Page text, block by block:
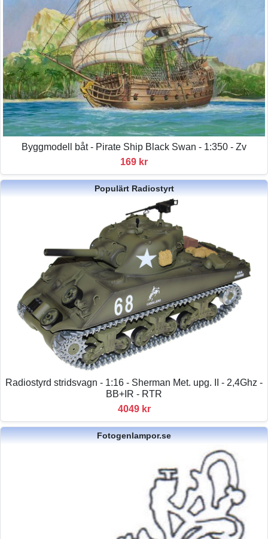
Byggmodell båt - Pirate Ship Black Swan - 1:350 - Zv
169 kr
Populärt Radiostyrt
Radiostyrd stridsvagn - 1:16 - Sherman Met. upg. II - 2,4Ghz -
BB+IR - RTR
4049 kr
Fotogenlampor.se